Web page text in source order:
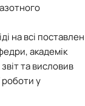
на всі
академік
та висловив
у